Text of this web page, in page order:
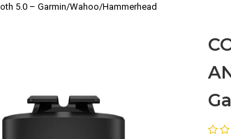
5.0 – Garmin/Wahoo/Hammerhead